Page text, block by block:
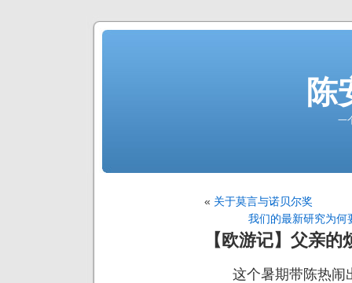
陈
一
« 关于莫言与诺贝尔奖
我们的最新研究为何
【欧游记】父亲的
这个暑期带陈热闹